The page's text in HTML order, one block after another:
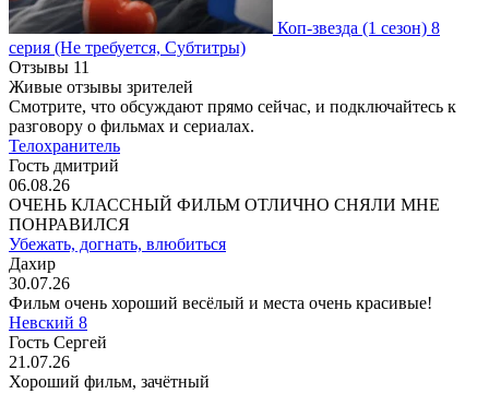
Коп-звезда (1 сезон) 8
серия (Не требуется, Субтитры)
Отзывы 11
Живые отзывы зрителей
Смотрите, что обсуждают прямо сейчас, и подключайтесь к
разговору о фильмах и сериалах.
Телохранитель
Гость дмитрий
06.08.26
ОЧЕНЬ КЛАССНЫЙ ФИЛЬМ ОТЛИЧНО СНЯЛИ МНЕ
ПОНРАВИЛСЯ
Убежать, догнать, влюбиться
Дахир
30.07.26
Фильм очень хороший весёлый и места очень красивые!
Невский 8
Гость Сергей
21.07.26
Хороший фильм, зачётный